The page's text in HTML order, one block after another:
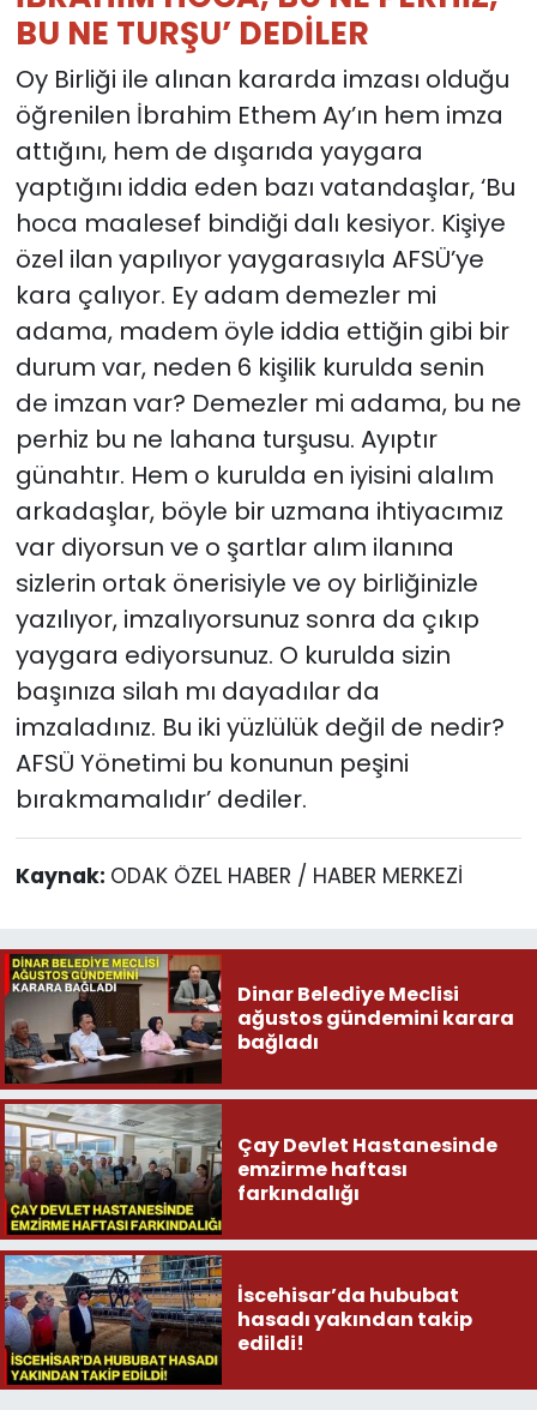
BU NE TURŞU’ DEDİLER
Oy Birliği ile alınan kararda imzası olduğu
öğrenilen İbrahim Ethem Ay’ın hem imza
attığını, hem de dışarıda yaygara
yaptığını iddia eden bazı vatandaşlar, ‘Bu
hoca maalesef bindiği dalı kesiyor. Kişiye
özel ilan yapılıyor yaygarasıyla AFSÜ’ye
kara çalıyor. Ey adam demezler mi
adama, madem öyle iddia ettiğin gibi bir
durum var, neden 6 kişilik kurulda senin
de imzan var? Demezler mi adama, bu ne
perhiz bu ne lahana turşusu. Ayıptır
günahtır. Hem o kurulda en iyisini alalım
arkadaşlar, böyle bir uzmana ihtiyacımız
var diyorsun ve o şartlar alım ilanına
sizlerin ortak önerisiyle ve oy birliğinizle
yazılıyor, imzalıyorsunuz sonra da çıkıp
yaygara ediyorsunuz. O kurulda sizin
başınıza silah mı dayadılar da
imzaladınız. Bu iki yüzlülük değil de nedir?
AFSÜ Yönetimi bu konunun peşini
bırakmamalıdır’ dediler.
Kaynak: ODAK ÖZEL HABER / HABER MERKEZİ
Dinar Belediye Meclisi
ağustos gündemini karara
bağladı
Çay Devlet Hastanesinde
emzirme haftası
farkındalığı
İscehisar’da hububat
hasadı yakından takip
edildi!